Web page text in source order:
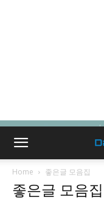
Home 좋은글 모음집
좋은글 모음집